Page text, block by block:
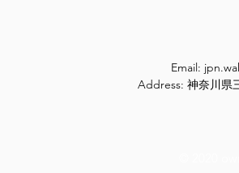
Email:
Address: 神奈川県